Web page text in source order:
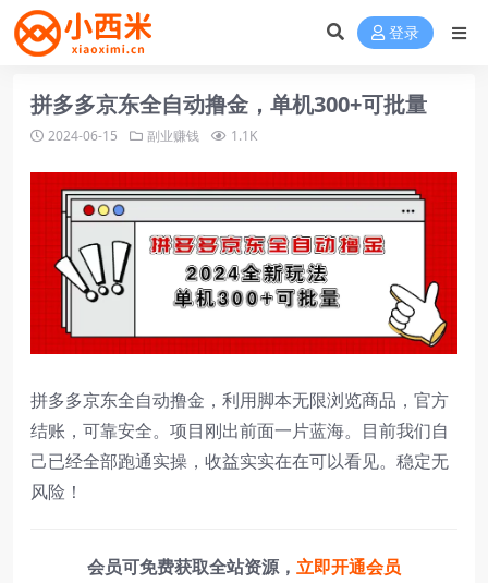
登录
拼多多京东全自动撸金，单机300+可批量
2024-06-15 副业赚钱 1.1K
拼多多京东全自动撸金，利用脚本无限浏览商品，官方
结账，可靠安全。项目刚出前面一片蓝海。目前我们自
己已经全部跑通实操，收益实实在在可以看见。稳定无
风险！
会员可免费获取全站资源， 立即开通会员